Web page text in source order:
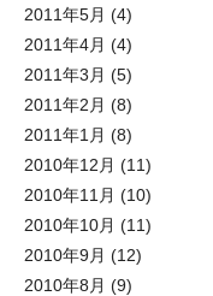
2011年5月 (4)
2011年4月 (4)
2011年3月 (5)
2011年2月 (8)
2011年1月 (8)
2010年12月 (11)
2010年11月 (10)
2010年10月 (11)
2010年9月 (12)
2010年8月 (9)